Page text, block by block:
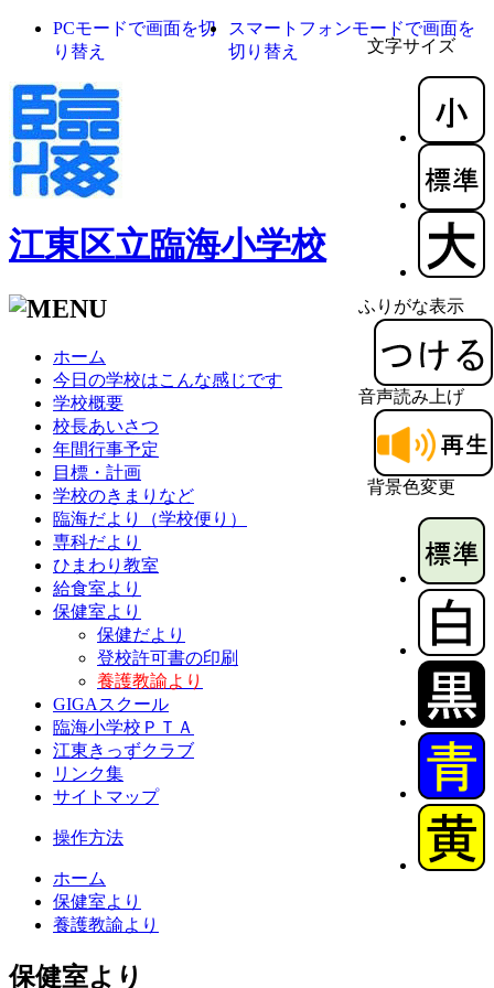
文字サイズ
ふりがな表示
音声読み上げ
背景色変更
PCモードで画面を切
り替え
スマートフォンモードで画面を
切り替え
江東区立臨海小学校
ホーム
今日の学校はこんな感じです
学校概要
校長あいさつ
年間行事予定
目標・計画
学校のきまりなど
臨海だより（学校便り）
専科だより
ひまわり教室
給食室より
保健室より
保健だより
登校許可書の印刷
養護教諭より
GIGAスクール
臨海小学校ＰＴＡ
江東きっずクラブ
リンク集
サイトマップ
操作方法
ホーム
保健室より
養護教諭より
保健室より